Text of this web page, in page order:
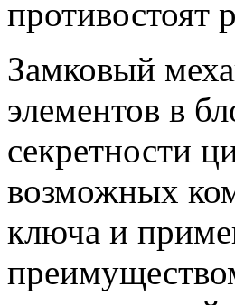
противостоят
Замковый
элементов в
секретности
возможных
ключа и